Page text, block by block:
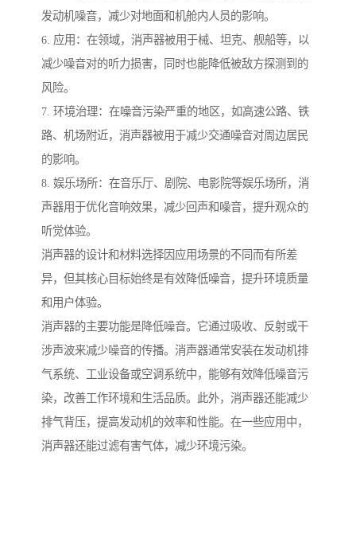
发动机噪音，减少对地面和机舱内人员的影响。
6. 应用：在领域，消声器被用于械、坦克、舰船等，以
减少噪音对的听力损害，同时也能降低被敌方探测到的
风险。
7. 环境治理：在噪音污染严重的地区，如高速公路、铁
路、机场附近，消声器被用于减少交通噪音对周边居民
的影响。
8. 娱乐场所：在音乐厅、剧院、电影院等娱乐场所，消
声器用于优化音响效果，减少回声和噪音，提升观众的
听觉体验。
消声器的设计和材料选择因应用场景的不同而有所差
异，但其核心目标始终是有效降低噪音，提升环境质量
和用户体验。
消声器的主要功能是降低噪音。它通过吸收、反射或干
涉声波来减少噪音的传播。消声器通常安装在发动机排
气系统、工业设备或空调系统中，能够有效降低噪音污
染，改善工作环境和生活品质。此外，消声器还能减少
排气背压，提高发动机的效率和性能。在一些应用中，
消声器还能过滤有害气体，减少环境污染。